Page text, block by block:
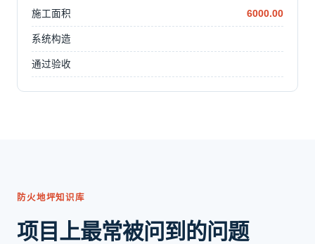
施工面积 6000.00
系统构造
通过验收
防火地坪知识库
项目上最常被问到的问题